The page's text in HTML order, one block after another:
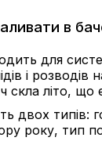
в
для
і
скла літо,
двох типів:
року, тип